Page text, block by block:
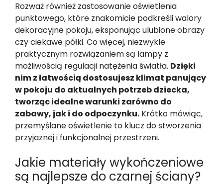
Rozważ również zastosowanie oświetlenia
punktowego, które znakomicie podkreśli walory
dekoracyjne pokoju, eksponując ulubione obrazy
czy ciekawe półki. Co więcej, niezwykle
praktycznym rozwiązaniem są lampy z
możliwością regulacji natężenia światła. Dzięki
nim z łatwością dostosujesz klimat panujący
w pokoju do aktualnych potrzeb dziecka,
tworząc idealne warunki zarówno do
zabawy, jak i do odpoczynku. Krótko mówiąc,
przemyślane oświetlenie to klucz do stworzenia
przyjaznej i funkcjonalnej przestrzeni.
Jakie materiały wykończeniowe
są najlepsze do czarnej ściany?